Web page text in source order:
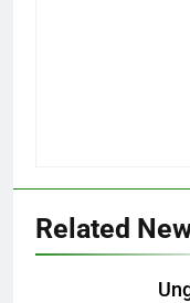
Related